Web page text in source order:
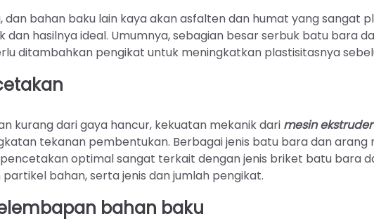
dan bahan baku lain kaya akan asfalten dan humat yang sangat
hasilnya ideal. Umumnya, sebagian besar serbuk batu bara
ditambahkan pengikat untuk meningkatkan plastisitasnya
kurang dari gaya hancur, kekuatan mekanik dari mesin
tekanan pembentukan. Berbagai jenis batu bara dan arang
optimal sangat terkait dengan jenis briket batu bara
bahan, serta jenis dan jumlah pengikat.
bahan baku